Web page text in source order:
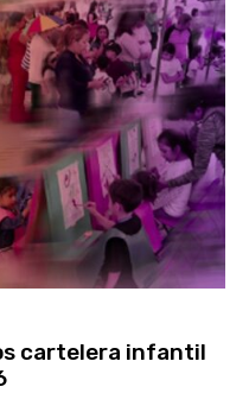
cartelera infantil